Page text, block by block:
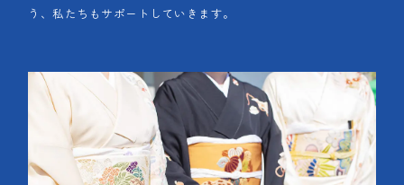
う、私たちもサポートしていきます。